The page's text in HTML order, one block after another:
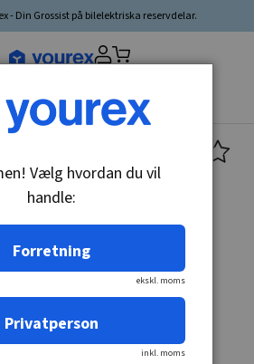
- Din Grossist på bilelektriska reservdelar.
valt▼
Vælg hvordan du vil
handle:
Forretning
ekskl. moms
Privatperson
inkl. moms